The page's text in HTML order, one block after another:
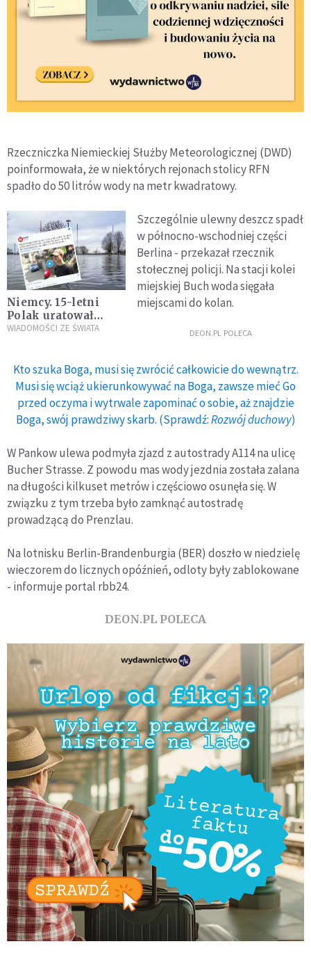
Rzeczniczka Niemieckiej Służby Meteorologicznej (DWD)
poinformowała, że w niektórych rejonach stolicy RFN
spadło do 50 litrów wody na metr kwadratowy.
Niemcy. 15-letni
Polak uratował
tonącego strażaka
WIADOMOŚCI ZE ŚWIATA
Szczególnie ulewny deszcz spadł
w północno-wschodniej części
Berlina - przekazał rzecznik
stołecznej policji. Na stacji kolei
miejskiej Buch woda sięgała
miejscami do kolan.
DEON.PL POLECA
Kto szuka Boga, musi się zwrócić całkowicie do wewnątrz.
Musi się wciąż ukierunkowywać na Boga, zawsze mieć Go
przed oczyma i wytrwale zapominać o sobie, aż znajdzie
Boga, swój prawdziwy skarb. (Sprawdź:Rozwój duchowy)
W Pankow ulewa podmyła zjazd z autostrady A114 na ulicę
Bucher Strasse. Z powodu mas wody jezdnia została zalana
na długości kilkuset metrów i częściowo osunęła się. W
związku z tym trzeba było zamknąć autostradę
prowadzącą do Prenzlau.
Na lotnisku Berlin-Brandenburgia (BER) doszło w niedzielę
wieczorem do licznych opóźnień, odloty były zablokowane
- informuje portal rbb24.
DEON.PL POLECA